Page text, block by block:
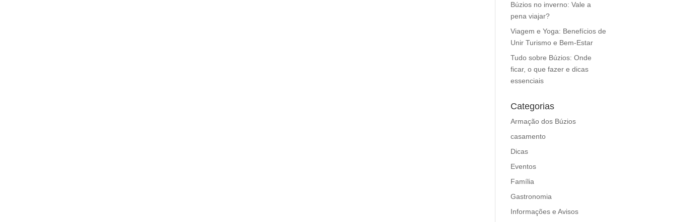
Búzios no inverno: Vale a
pena viajar?
Viagem e Yoga: Benefícios de
Unir Turismo e Bem-Estar
Tudo sobre Búzios: Onde
ficar, o que fazer e dicas
essenciais
Categorias
Armação dos Búzios
casamento
Dicas
Eventos
Família
Gastronomia
Informações e Avisos